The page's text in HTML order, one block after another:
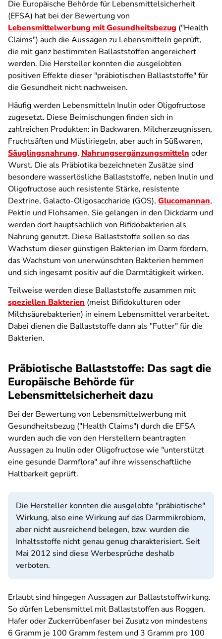
Die Europäische Behörde für Lebensmittelsicherheit
(EFSA) hat bei der Bewertung von
Lebensmittelwerbung mit Gesundheitsbezug ("Health
Claims") auch die Aussagen zu Lebensmitteln geprüft,
die mit ganz bestimmten Ballaststoffen angereichert
werden. Die Hersteller konnten die ausgelobten
positiven Effekte dieser "präbiotischen Ballaststoffe" für
die Gesundheit nicht nachweisen.
Häufig werden Lebensmitteln Inulin oder Oligofructose
zugesetzt. Diese Bei­mischungen finden sich in
zahlreichen Produkten: in Backwaren, Milcherzeugnissen,
Fruchtsäften und Müsliriegeln, aber auch in Süßwaren,
Säuglingsnahrung, Nahrungsergänzungs­mitteln oder
Wurst. Die als Präbiotika bezeichneten Zusätze sind
besondere wasserlösliche Ballaststoffe, neben Inulin und
Oligofructose auch resistente Stärke, resistente
Dextrine, Galacto-Oligosaccharide (GOS), Glucomannan,
Pektin und Flohsamen. Sie gelangen in den Dickdarm und
werden dort hauptsächlich von Bifidobakterien als
Nahrung genutzt. Diese Ballaststoffe sollen so das
Wachstum dieser günstigen Bakterien im Darm fördern,
das Wachstum von unerwünschten Bakterien hemmen
und sich ingesamt positiv auf die Darmtätigkeit wirken.
Teilweise werden diese Ballaststoffe zusammen mit
speziellen Bakterien (meist Bifidokulturen oder
Milchsäurebakterien) in einem Lebensmittel verarbeitet.
Dabei dienen die Ballaststoffe dann als "Futter" für die
Bakterien.
Präbiotische Ballaststoffe: Das sagt die
Europäische Behörde für
Lebensmittelsicherheit dazu
Bei der Bewertung von Lebensmittelwerbung mit
Gesundheitsbezug ("Health Claims") durch die EFSA
wurden auch die von den Herstellern beantragten
Aussagen zu Inulin oder Oligofructose wie "unterstützt
eine gesunde Darmflora" auf ihre wissenschaftliche
Haltbarkeit geprüft.
Die Hersteller konnten die ausgelobte "präbiotische"
Wirkung, also eine Wirkung auf das Darmmikrobiom,
aber nicht ausreichend belegen, bzw. wurden die
Inhaltsstoffe nicht genau genug charakterisiert. Seit
Mai 2012 sind diese Werbesprüche deshalb
verboten.
Erlaubt sind hingegen Aussagen zur Ballaststoffwirkung.
So dürfen Lebensmittel mit Ballaststoffen aus Roggen,
Hafer oder Zuckerrübenfaser bei Zusatz von mindestens
6 Gramm je 100 Gramm festem und 3 Gramm pro 100